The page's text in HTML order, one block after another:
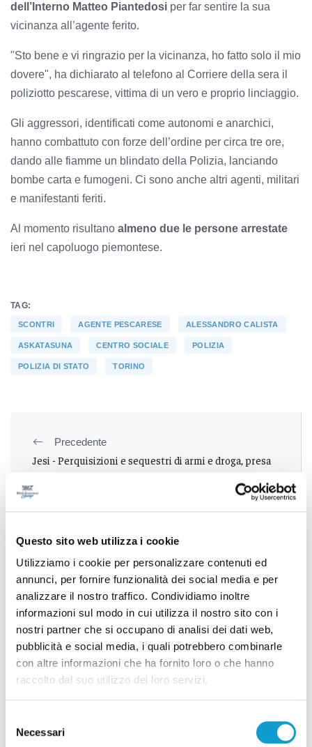
Questo sito web utilizza i cookie
Utilizziamo i cookie per personalizzare contenuti ed
annunci, per fornire funzionalità dei social media e per
analizzare il nostro traffico. Condividiamo inoltre
informazioni sul modo in cui utilizza il nostro sito con i
nostri partner che si occupano di analisi dei dati web,
pubblicità e social media, i quali potrebbero combinarle
con altre informazioni che ha fornito loro o che hanno
raccolto dal suo utilizzo dei loro servizi.
delNecessari
dell’Interno Matteo Piantedosi per far sentire la sua
vicinanza all’agente ferito.
"Sto bene e vi ringrazio per la vicinanza, ho fatto solo il mio
dovere", ha dichiarato al telefono al Corriere della sera il
poliziotto pescarese, vittima di un vero e proprio linciaggio.
Gli aggressori, identificati come autonomi e anarchici,
hanno combattuto con forze dell’ordine per circa tre ore,
dando alle fiamme un blindato della Polizia, lanciando
bombe carta e fumogeni. Ci sono anche altri agenti, militari
e manifestanti feriti.
Al momento risultano almeno due le persone arrestate
ieri nel capoluogo piemontese.
TAG:
SCONTRI AGENTE PESCARESE ALESSANDRO CALISTA
ASKATASUNA CENTRO SOCIALE POLIZIA
POLIZIA DI STATO TORINO
Precedente
Jesi - Perquisizioni e sequestri di armi e droga, presa
Successivo
Sono due i poliziotti abruzzesi feriti a Torino, la
solidarietà di Marsilio
Tutti gli articoli